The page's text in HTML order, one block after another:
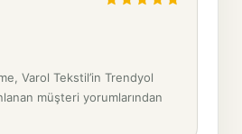
Varol Tekstil’in Trendyol
müşteri yorumlarından